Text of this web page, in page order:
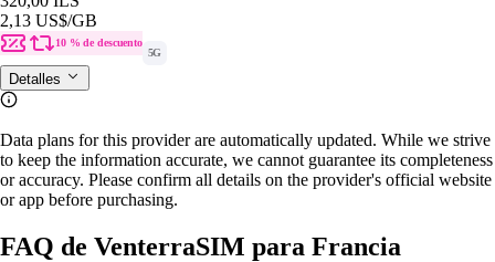
2,13 US$/GB
10 % de descuento
5G
Detalles
Data plans for this provider are automatically updated. While we strive
to keep the information accurate, we cannot guarantee its completeness
or accuracy. Please confirm all details on the provider's official website
or app before purchasing.
FAQ de VenterraSIM para Francia